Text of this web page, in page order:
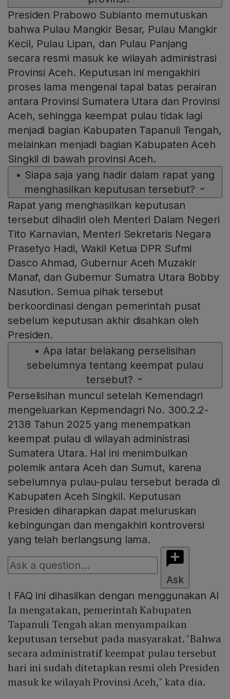
Presiden Prabowo Subianto memutuskan
bahwa Pulau Mangkir Besar, Pulau Mangkir
Kecil, Pulau Lipan, dan Pulau Panjang
secara resmi masuk ke wilayah administrasi
Provinsi Aceh. Keputusan ini mengakhiri
proses lama mengenai tapal batas perairan
antara Provinsi Sumatera Utara dan Provinsi
Aceh, sehingga keempat pulau tidak lagi
menjadi bagian Kabupaten Tapanuli Tengah,
melainkan menjadi bagian Kabupaten Aceh
Singkil di bawah provinsi Aceh.
• Siapa saja yang hadir dalam rapat yang
menghasilkan keputusan tersebut?
Rapat yang menghasilkan keputusan
tersebut dihadiri oleh Menteri Dalam Negeri
Tito Karnavian, Menteri Sekretaris Negara
Prasetyo Hadi, Wakil Ketua DPR Sufmi
Dasco Ahmad, Gubernur Aceh Muzakir
Manaf, dan Gubernur Sumatra Utara Bobby
Nasution. Semua pihak tersebut
berkoordinasi dengan pemerintah pusat
sebelum keputusan akhir disahkan oleh
Presiden.
• Apa latar belakang perselisihan
sebelumnya tentang keempat pulau
tersebut?
Perselisihan muncul setelah Kemendagri
mengeluarkan Kepmendagri No. 300.2.2-
2138 Tahun 2025 yang menempatkan
keempat pulau di wilayah administrasi
Sumatera Utara. Hal ini menimbulkan
polemik antara Aceh dan Sumut, karena
sebelumnya pulau-pulau tersebut berada di
Kabupaten Aceh Singkil. Keputusan
Presiden diharapkan dapat meluruskan
kebingungan dan mengakhiri kontroversi
yang telah berlangsung lama.
Ask
! FAQ ini dihasilkan dengan menggunakan AI
Ia mengatakan, pemerintah Kabupaten
Tapanuli Tengah akan menyampaikan
keputusan tersebut pada masyarakat. "Bahwa
secara administratif keempat pulau tersebut
hari ini sudah ditetapkan resmi oleh Presiden
masuk ke wilayah Provinsi Aceh," kata dia.